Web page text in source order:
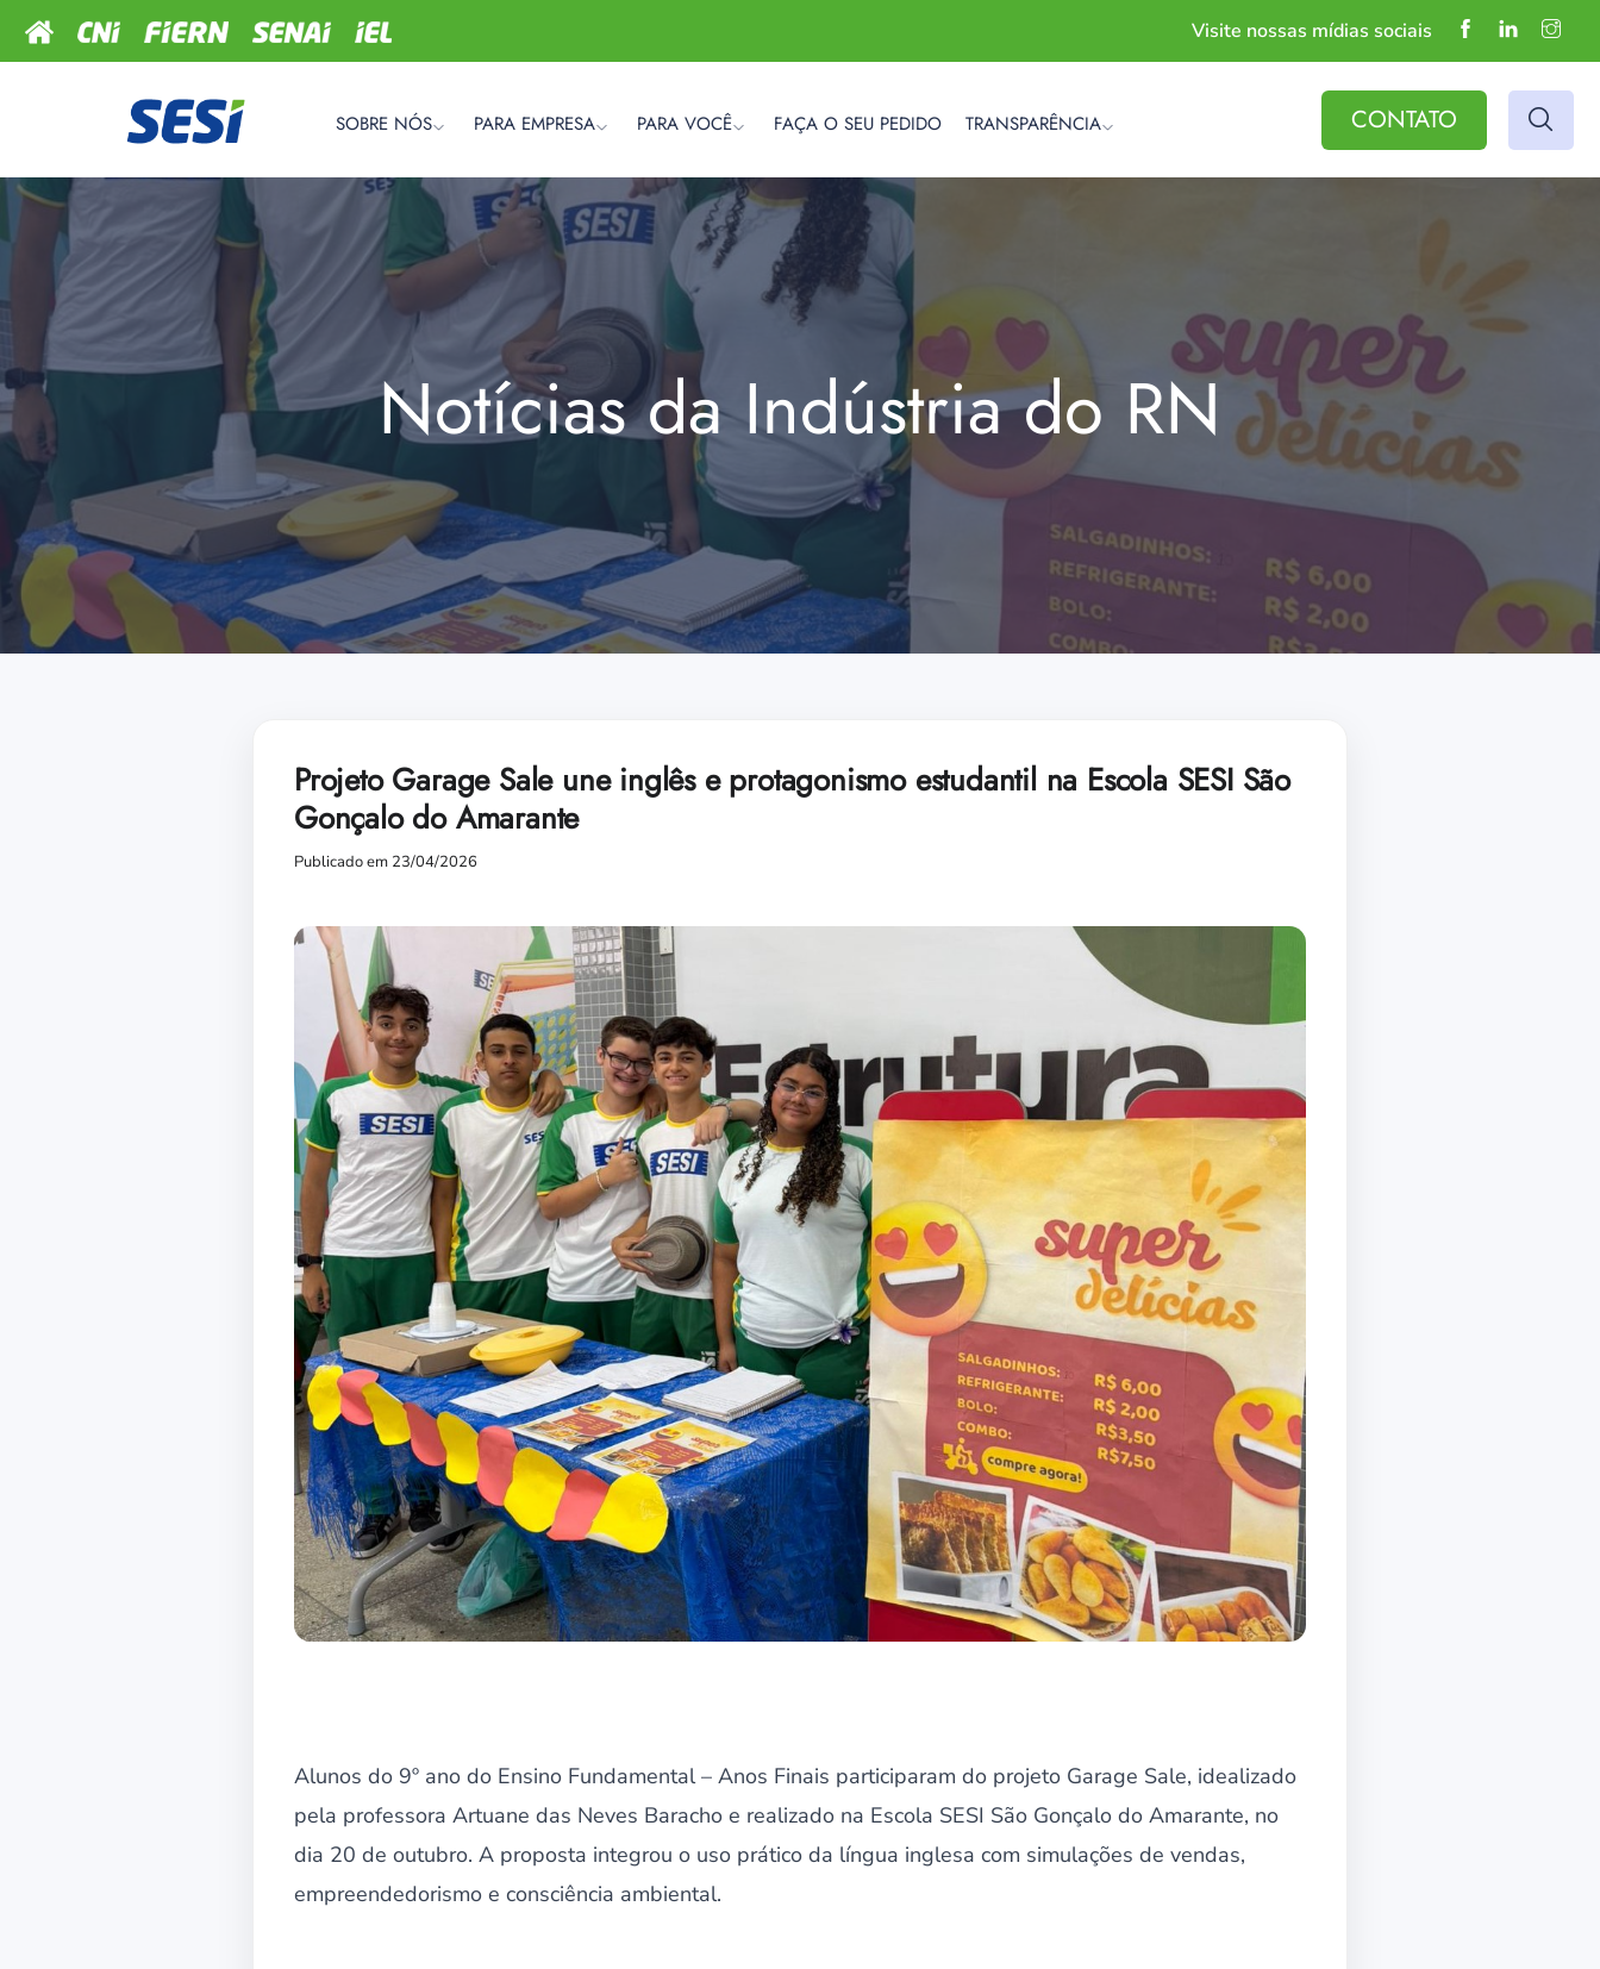
Visite nossas mídias sociais
SOBRE NÓS PARA EMPRESA PARA VOCÊ FAÇA O SEU PEDIDO TRANSPARÊNCIA CONTATO
Notícias da Indústria do RN
Projeto Garage Sale une inglês e protagonismo estudantil na Escola SESI São
Gonçalo do Amarante
Publicado em 23/04/2026
Alunos do 9º ano do Ensino Fundamental – Anos Finais participaram do projeto Garage Sale, idealizado
pela professora Artuane das Neves Baracho e realizado na Escola SESI São Gonçalo do Amarante, no
dia 20 de outubro. A proposta integrou o uso prático da língua inglesa com simulações de vendas,
empreendedorismo e consciência ambiental.